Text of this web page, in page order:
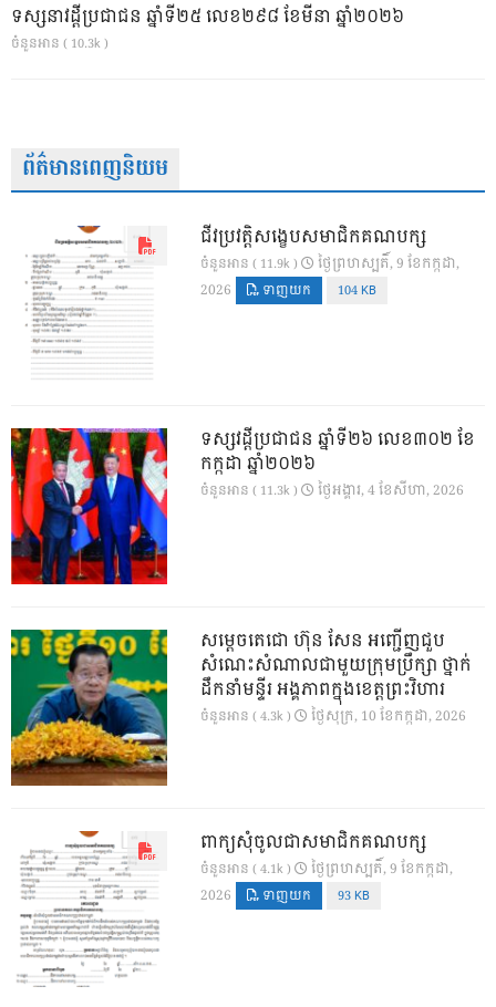
ទស្សនាវដ្ដីប្រជាជន ឆ្នាំទី២៥ លេខ២៩៨ ខែមីនា ឆ្នាំ២០២៦
ចំនួនអាន ( 10.3k )
ព័ត៌មានពេញនិយម
ជីវប្រវត្តិសង្ខេបសមាជិកគណបក្ស
ចំនួនអាន ( 11.9k )
ថ្ងៃ​ព្រហស្បតិ៍, 9 ខែ​កក្កដា,
2026
ទាញយក 104 KB
ទស្សវដ្តីប្រជាជន ឆ្នាំទី២៦ លេខ៣០២ ខែ
កក្កដា ឆ្នាំ២០២៦
ចំនួនអាន ( 11.3k ) ថ្ងៃ​អង្គារ, 4 ខែ​សីហា, 2026
សម្តេចតេជោ ហ៊ុន សែន អញ្ជើញជួប
សំណេះសំណាលជាមួយក្រុមប្រឹក្សា ថ្នាក់
ដឹកនាំមន្ទីរ អង្គភាពក្នុងខេត្តព្រះវិហារ
ចំនួនអាន ( 4.3k ) ថ្ងៃ​សុក្រ, 10 ខែ​កក្កដា, 2026
ពាក្យសុំចូលជាសមាជិកគណបក្ស
ចំនួនអាន ( 4.1k )
ថ្ងៃ​ព្រហស្បតិ៍, 9 ខែ​កក្កដា,
2026
ទាញយក 93 KB